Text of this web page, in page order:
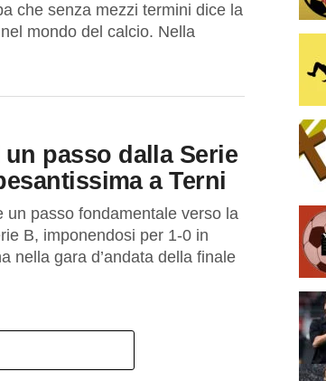
che senza mezzi termini dice la
mondo del calcio. Nella
un passo dalla Serie
a Terni
un passo fondamentale verso la
B, imponendosi per 1-0 in
nella gara d’andata della finale